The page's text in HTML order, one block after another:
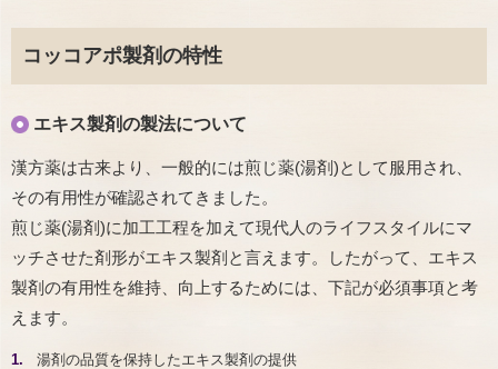
コッコアポ製剤の特性
エキス製剤の製法について
漢方薬は古来より、一般的には煎じ薬(湯剤)として服用され、
その有用性が確認されてきました。
煎じ薬(湯剤)に加工工程を加えて現代人のライフスタイルにマ
ッチさせた剤形がエキス製剤と言えます。したがって、エキス
製剤の有用性を維持、向上するためには、下記が必須事項と考
えます。
1.
湯剤の品質を保持したエキス製剤の提供